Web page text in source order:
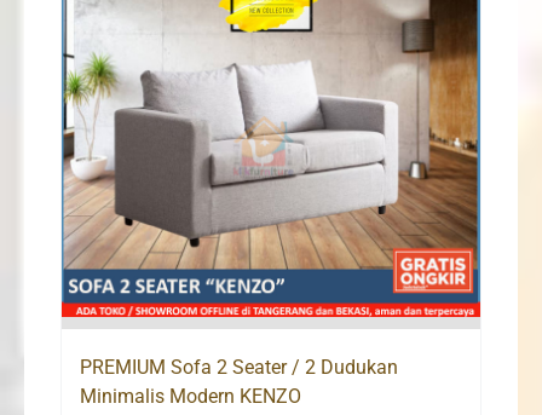
PREMIUM Sofa 2 Seater / 2 Dudukan
Minimalis Modern KENZO